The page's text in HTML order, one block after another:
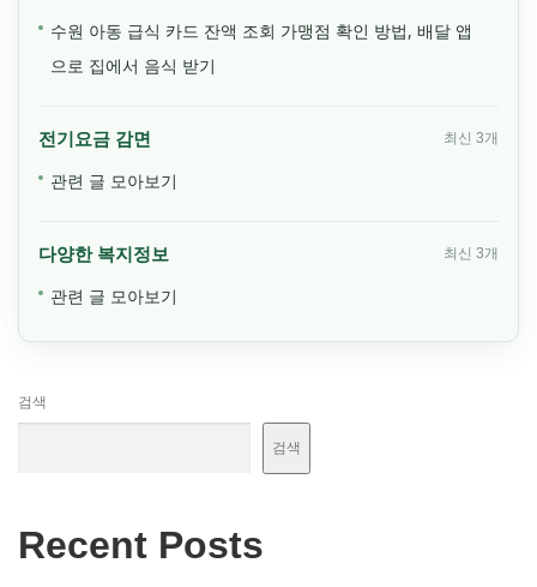
수원 아동 급식 카드 잔액 조회 가맹점 확인 방법, 배달 앱
으로 집에서 음식 받기
전기요금 감면 최신 3개
관련 글 모아보기
다양한 복지정보 최신 3개
관련 글 모아보기
검색
검색
Recent Posts